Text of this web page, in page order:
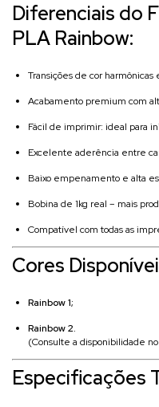
Diferenciais do
PLA Rainbow:
Transições de cor harmônicas
Acabamento premium com
Fácil de imprimir: ideal para
Excelente aderência entre
Baixo empenamento e alta
Bobina de 1kg real – mais
Compatível com todas as
Cores
Rainbow 1;
Rainbow 2.
(Consulte a disponibilidade
Especificações